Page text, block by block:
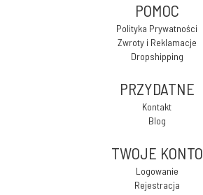
POMOC
Polityka Prywatności
Zwroty i Reklamacje
Dropshipping
PRZYDATNE
Kontakt
Blog
TWOJE KONTO
Logowanie
Rejestracja